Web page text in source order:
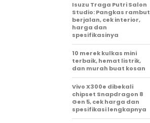
Isuzu Traga Putri Salon
Studio: Pangkas rambut
berjalan, cek interior,
harga dan
spesifikasinya
10 merek kulkas mini
terbaik, hemat listrik,
dan murah buat kosan
Vivo X300e dibekali
chipset Snapdragon 8
Gen 5, cek harga dan
spesifikasi lengkapnya